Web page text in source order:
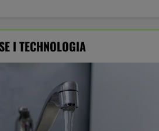
I TECHNOLOGIA